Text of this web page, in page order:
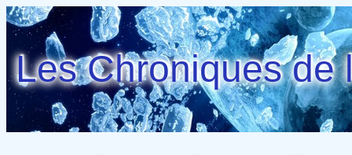
Les Chroniques de